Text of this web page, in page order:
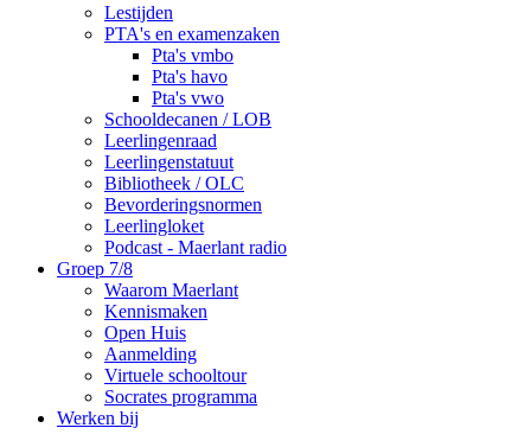
Lestijden
PTA's en examenzaken
Pta's vmbo
Pta's havo
Pta's vwo
Schooldecanen / LOB
Leerlingenraad
Leerlingenstatuut
Bibliotheek / OLC
Bevorderingsnormen
Leerlingloket
Podcast - Maerlant radio
Groep 7/8
Waarom Maerlant
Kennismaken
Open Huis
Aanmelding
Virtuele schooltour
Socrates programma
Werken bij